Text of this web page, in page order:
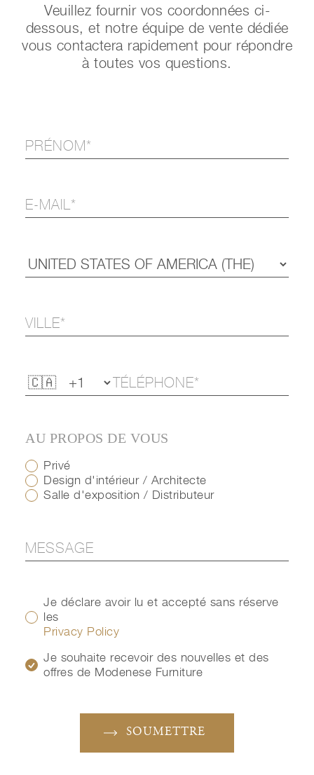
Veuillez fournir vos coordonnées ci-
dessous, et notre équipe de vente dédiée
vous contactera rapidement pour répondre
à toutes vos questions.
AU PROPOS DE VOUS
Privé
Design d'intérieur / Architecte
Salle d'exposition / Distributeur
Je déclare avoir lu et accepté sans réserve
les
Privacy Policy
Je souhaite recevoir des nouvelles et des
offres de Modenese Furniture
SOUMETTRE